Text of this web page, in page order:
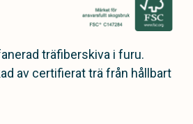
träfiberskiva i furu.
av certifierat trä från hållbart